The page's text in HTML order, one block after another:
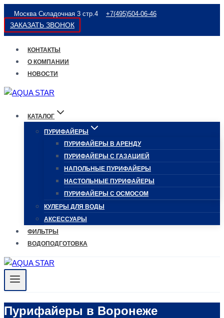
Перейти
к
содержимому
Москва Складочная 3 стр.4 +7(495)504-06-46
ЗАКАЗАТЬ ЗВОНОК
КОНТАКТЫ
О КОМПАНИИ
НОВОСТИ
КАТАЛОГ
ПУРИФАЙЕРЫ
ПУРИФАЙЕРЫ В АРЕНДУ
ПУРИФАЙЕРЫ С ГАЗАЦИЕЙ
НАПОЛЬНЫЕ ПУРИФАЙЕРЫ
НАСТОЛЬНЫЕ ПУРИФАЙЕРЫ
ПУРИФАЙЕРЫ С ОСМОСОМ
КУЛЕРЫ ДЛЯ ВОДЫ
АКСЕССУАРЫ
ФИЛЬТРЫ
ВОДОПОДГОТОВКА
Пурифайеры в Воронеже